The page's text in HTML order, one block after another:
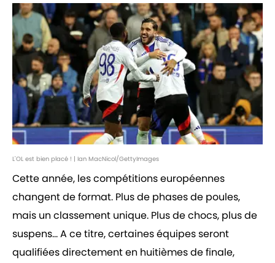
L'OL est bien placé ! | Ian MacNicol/GettyImages
Cette année, les compétitions européennes
changent de format. Plus de phases de poules,
mais un classement unique. Plus de chocs, plus de
suspens... A ce titre, certaines équipes seront
qualifiées directement en huitièmes de finale,